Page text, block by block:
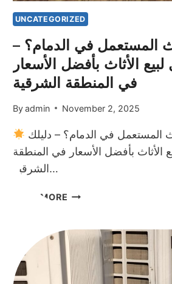
UNCATEGORIZED
المستعمل في الدمام؟ –
الأثاث بأفضل الأسعار
في المنطقة الشرقية
Byadmin November 2, 2025
الأثاث بأفضل الأسعار في المنطقة
الشرقية…
READ MORE أين
المستعمل
في
الدمام؟
–